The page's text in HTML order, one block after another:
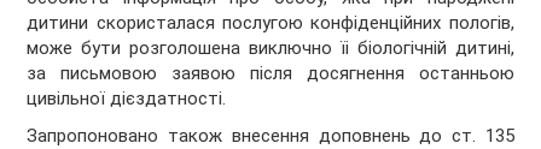
дитини скористалася послугою конфіденційних пологів,
може бути розголошена виключно їі біологічній дитині,
за письмовою заявою після досягнення останньою
цивільної дієздатності.
Запропоновано також внесення доповнень до ст. 135